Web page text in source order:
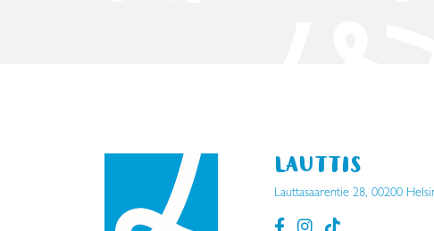
LAUTTIS
Lauttasaarentie 28, 00200